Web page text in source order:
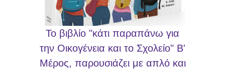
Το βιβλίο "κάτι παραπάνω για
την Οικογένεια και το Σχολείο" Β'
Μέρος, παρουσιάζει με απλό και